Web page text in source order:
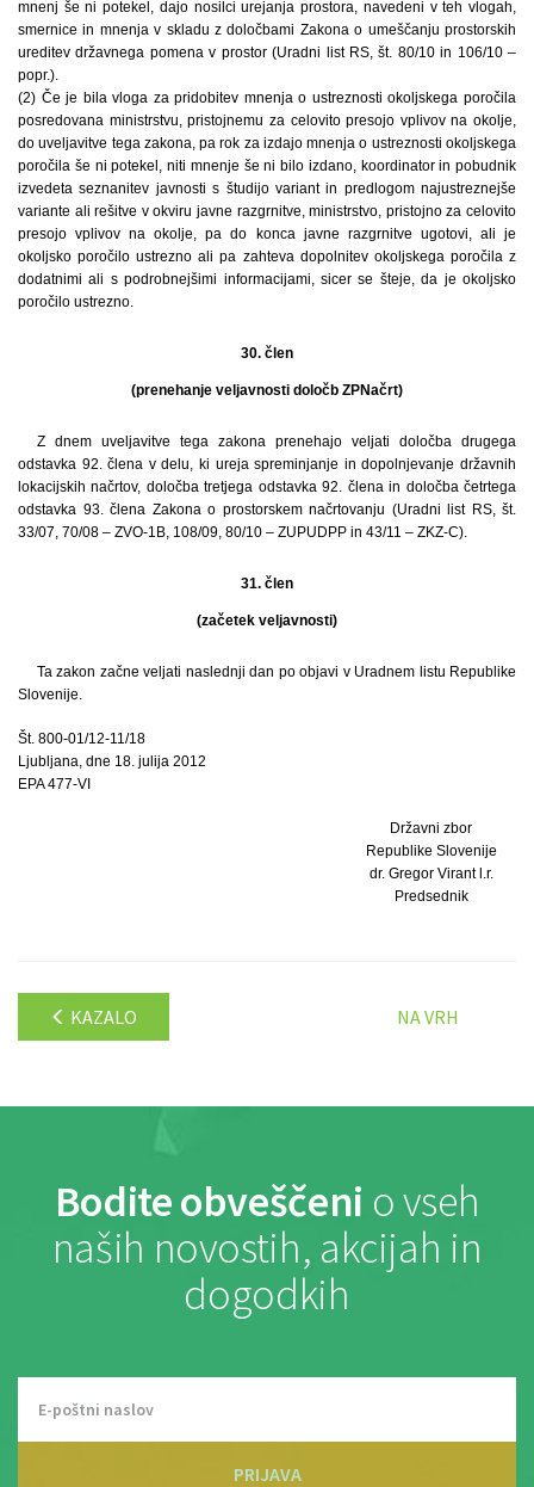
mnenj še ni potekel, dajo nosilci urejanja prostora, navedeni v teh vlogah,
smernice in mnenja v skladu z določbami Zakona o umeščanju prostorskih
ureditev državnega pomena v prostor (Uradni list RS, št. 80/10 in 106/10 –
popr.).
(2) Če je bila vloga za pridobitev mnenja o ustreznosti okoljskega poročila
posredovana ministrstvu, pristojnemu za celovito presojo vplivov na okolje,
do uveljavitve tega zakona, pa rok za izdajo mnenja o ustreznosti okoljskega
poročila še ni potekel, niti mnenje še ni bilo izdano, koordinator in pobudnik
izvedeta seznanitev javnosti s študijo variant in predlogom najustreznejše
variante ali rešitve v okviru javne razgrnitve, ministrstvo, pristojno za celovito
presojo vplivov na okolje, pa do konca javne razgrnitve ugotovi, ali je
okoljsko poročilo ustrezno ali pa zahteva dopolnitev okoljskega poročila z
dodatnimi ali s podrobnejšimi informacijami, sicer se šteje, da je okoljsko
poročilo ustrezno.
30. člen
(prenehanje veljavnosti določb ZPNačrt)
Z dnem uveljavitve tega zakona prenehajo veljati določba drugega
odstavka 92. člena v delu, ki ureja spreminjanje in dopolnjevanje državnih
lokacijskih načrtov, določba tretjega odstavka 92. člena in določba četrtega
odstavka 93. člena Zakona o prostorskem načrtovanju (Uradni list RS, št.
33/07, 70/08 – ZVO-1B, 108/09, 80/10 – ZUPUDPP in 43/11 – ZKZ-C).
31. člen
(začetek veljavnosti)
Ta zakon začne veljati naslednji dan po objavi v Uradnem listu Republike
Slovenije.
Št. 800-01/12-11/18
Ljubljana, dne 18. julija 2012
EPA 477-VI
Državni zbor
Republike Slovenije
dr. Gregor Virant l.r.
Predsednik
KAZALO NA VRH
Bodite obveščeni o vseh
naših novostih, akcijah in
dogodkih
PRIJAVA